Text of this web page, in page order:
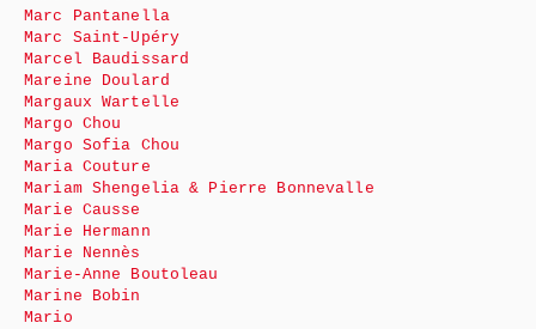
Marc Pantanella
Marc Saint-Upéry
Marcel Baudissard
Mareine Doulard
Margaux Wartelle
Margo Chou
Margo Sofia Chou
Maria Couture
Mariam Shengelia & Pierre Bonnevalle
Marie Causse
Marie Hermann
Marie Nennès
Marie-Anne Boutoleau
Marine Bobin
Mario